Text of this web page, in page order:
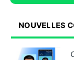
NOUVELLES